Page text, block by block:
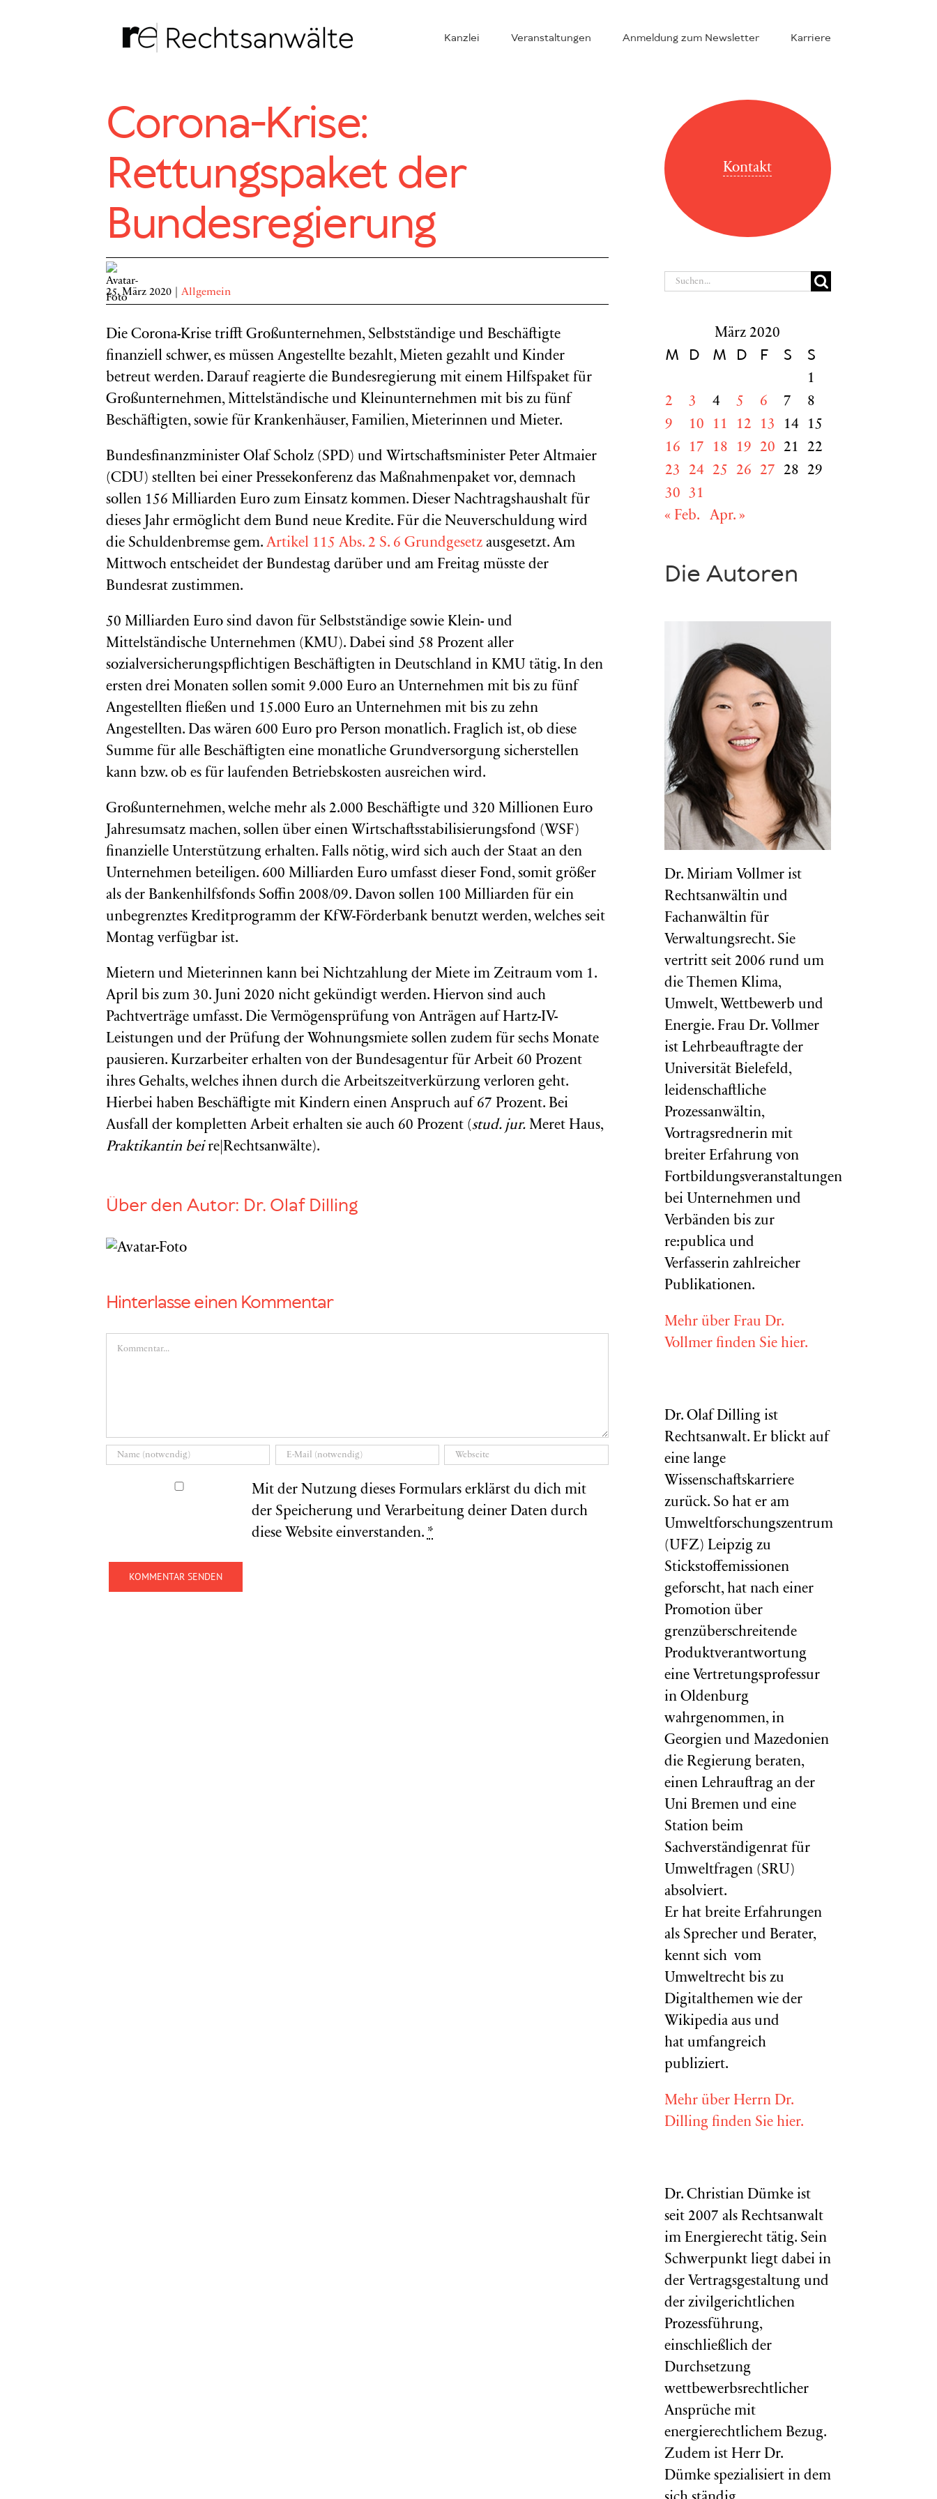
Kanzlei Veranstaltungen Anmeldung zum Newsletter Karriere
Corona-Krise:
Rettungspaket der
Bundesregierung
25. März 2020 Allgemein
Die Corona-Krise trifft Großunternehmen, Selbstständige und Beschäftigte
finanziell schwer, es müssen Angestellte bezahlt, Mieten gezahlt und Kinder
betreut werden. Darauf reagierte die Bundesregierung mit einem Hilfspaket für
Großunternehmen, Mittelständische und Kleinunternehmen mit bis zu fünf
Beschäftigten, sowie für Krankenhäuser, Familien, Mieterinnen und Mieter.
Bundesfinanzminister Olaf Scholz (SPD) und Wirtschaftsminister Peter Altmaier
(CDU) stellten bei einer Pressekonferenz das Maßnahmenpaket vor, demnach
sollen 156 Milliarden Euro zum Einsatz kommen. Dieser Nachtragshaushalt für
dieses Jahr ermöglicht dem Bund neue Kredite. Für die Neuverschuldung wird
die Schuldenbremse gem. Artikel 115 Abs. 2 S. 6 Grundgesetz ausgesetzt. Am
Mittwoch entscheidet der Bundestag darüber und am Freitag müsste der
Bundesrat zustimmen.
50 Milliarden Euro sind davon für Selbstständige sowie Klein- und
Mittelständische Unternehmen (KMU). Dabei sind 58 Prozent aller
sozialversicherungspflichtigen Beschäftigten in Deutschland in KMU tätig. In den
ersten drei Monaten sollen somit 9.000 Euro an Unternehmen mit bis zu fünf
Angestellten fließen und 15.000 Euro an Unternehmen mit bis zu zehn
Angestellten. Das wären 600 Euro pro Person monatlich. Fraglich ist, ob diese
Summe für alle Beschäftigten eine monatliche Grundversorgung sicherstellen
kann bzw. ob es für laufenden Betriebskosten ausreichen wird.
Großunternehmen, welche mehr als 2.000 Beschäftigte und 320 Millionen Euro
Jahresumsatz machen, sollen über einen Wirtschaftsstabilisierungsfond (WSF)
finanzielle Unterstützung erhalten. Falls nötig, wird sich auch der Staat an den
Unternehmen beteiligen. 600 Milliarden Euro umfasst dieser Fond, somit größer
als der Bankenhilfsfonds Soffin 2008/09. Davon sollen 100 Milliarden für ein
unbegrenztes Kreditprogramm der KfW-Förderbank benutzt werden, welches seit
Montag verfügbar ist.
Mietern und Mieterinnen kann bei Nichtzahlung der Miete im Zeitraum vom 1.
April bis zum 30. Juni 2020 nicht gekündigt werden. Hiervon sind auch
Pachtverträge umfasst. Die Vermögensprüfung von Anträgen auf Hartz-IV-
Leistungen und der Prüfung der Wohnungsmiete sollen zudem für sechs Monate
pausieren. Kurzarbeiter erhalten von der Bundesagentur für Arbeit 60 Prozent
ihres Gehalts, welches ihnen durch die Arbeitszeitverkürzung verloren geht.
Hierbei haben Beschäftigte mit Kindern einen Anspruch auf 67 Prozent. Bei
Ausfall der kompletten Arbeit erhalten sie auch 60 Prozent (stud. jur. Meret Haus,
Praktikantin beire|Rechtsanwälte).
Über den Autor: Dr. Olaf Dilling
Hinterlasse einen Kommentar
Kommentar
Mit der Nutzung dieses Formulars erklärst du dich mit
der Speicherung und Verarbeitung deiner Daten durch
diese Website einverstanden. *
Kontakt
Suche
März 2020
M D M D F S S
1
2
3 4 5 6 7
8
9
10 11 12 13 14
15
16
17 18 19 20 21
22
23
24 25 26 27 28
29
30
31
« Feb.
Apr. »
Die Autoren
Dr. Miriam Vollmer ist
Rechtsanwältin und
Fachanwältin für
Verwaltungsrecht. Sie
vertritt seit 2006 rund um
die Themen Klima,
Umwelt, Wettbewerb und
Energie. Frau Dr. Vollmer
ist Lehrbeauftragte der
Universität Bielefeld,
leidenschaftliche
Prozessanwältin,
Vortragsrednerin mit
breiter Erfahrung von
Fortbildungsveranstaltungen
bei Unternehmen und
Verbänden bis zur
re:publica und
Verfasserin zahlreicher
Publikationen.
Mehr über Frau Dr.
Vollmer finden Sie hier.
Dr. Olaf Dilling ist
Rechtsanwalt. Er blickt auf
eine lange
Wissenschaftskarriere
zurück. So hat er am
Umweltforschungszentrum
(UFZ) Leipzig zu
Stickstoffemissionen
geforscht, hat nach einer
Promotion über
grenzüberschreitende
Produktverantwortung
eine Vertretungsprofessur
in Oldenburg
wahrgenommen, in
Georgien und Mazedonien
die Regierung beraten,
einen Lehrauftrag an der
Uni Bremen und eine
Station beim
Sachverständigenrat für
Umweltfragen (SRU )
absolviert.
Er hat breite Erfahrungen
als Sprecher und Berater,
kennt sich vom
Umweltrecht bis zu
Digitalthemen wie der
Wikipedia aus und
hat umfangreich
publiziert.
Mehr über Herrn Dr.
Dilling finden Sie hier.
Dr. Christian Dümke ist
seit 2007 als Rechtsanwalt
im Energierecht tätig. Sein
Schwerpunkt liegt dabei in
der Vertragsgestaltung und
der zivilgerichtlichen
Prozessführung,
einschließlich der
Durchsetzung
wettbewerbsrechtlicher
Ansprüche mit
energierechtlichem Bezug.
Zudem ist Herr Dr.
Dümke spezialisiert in dem